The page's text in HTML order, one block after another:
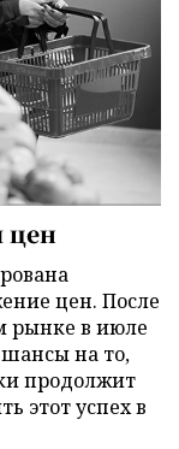
цен
цен. После
рынке в июле
на то,
продолжит
этот успех в